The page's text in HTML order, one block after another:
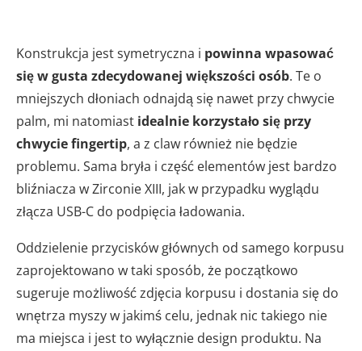
Konstrukcja jest symetryczna i powinna wpasować
się w gusta zdecydowanej większości osób. Te o
mniejszych dłoniach odnajdą się nawet przy chwycie
palm, mi natomiast idealnie korzystało się przy
chwycie fingertip, a z claw również nie będzie
problemu. Sama bryła i część elementów jest bardzo
bliźniacza w Zirconie XIII, jak w przypadku wyglądu
złącza USB-C do podpięcia ładowania.
Oddzielenie przycisków głównych od samego korpusu
zaprojektowano w taki sposób, że początkowo
sugeruje możliwość zdjęcia korpusu i dostania się do
wnętrza myszy w jakimś celu, jednak nic takiego nie
ma miejsca i jest to wyłącznie design produktu. Na